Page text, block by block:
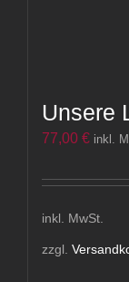
Unsere
77,00 € inkl.
inkl. MwSt.
zzgl.